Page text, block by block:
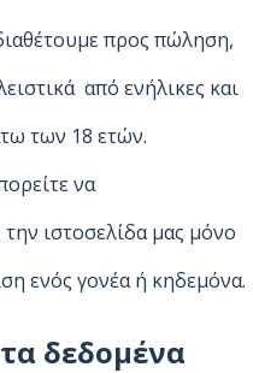
προς πώληση,
από ενήλικες και
των 18 ετών.
να
ιστοσελίδα μας μόνο
ενός γονέα ή κηδεμόνα.
δεδομένα